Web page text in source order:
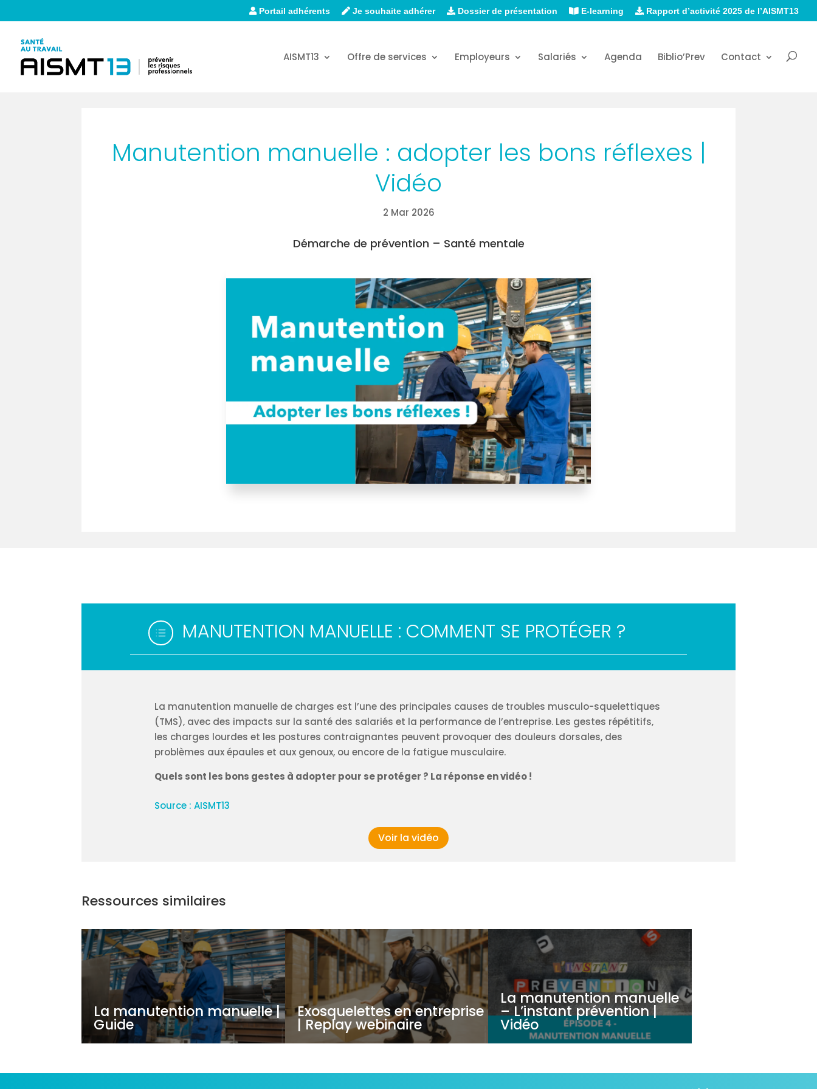
Portail adhérents Je souhaite adhérer Dossier de présentation E-learning Rapport d’activité 2025 de l’AISMT13
AISMT13 Offre de services Employeurs Salariés Agenda Biblio’Prev Contact
Manutention manuelle : adopter les bons réflexes |
Vidéo
2 Mar 2026
Démarche de prévention – Santé mentale
d MANUTENTION MANUELLE : COMMENT SE PROTÉGER ?
La manutention manuelle de charges est l’une des principales causes de troubles musculo-squelettiques
(TMS), avec des impacts sur la santé des salariés et la performance de l’entreprise. Les gestes répétitifs,
les charges lourdes et les postures contraignantes peuvent provoquer des douleurs dorsales, des
problèmes aux épaules et aux genoux, ou encore de la fatigue musculaire.
Quels sont les bons gestes à adopter pour se protéger ? La réponse en vidéo !
Source : AISMT13
Voir la vidéo
Ressources similaires
La manutention manuelle |
Guide
Exosquelettes en entreprise
| Replay webinaire
La manutention manuelle
– L’instant prévention |
Vidéo